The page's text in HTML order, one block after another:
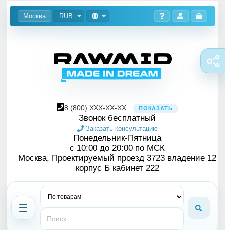
Москва RUB
8 (800) XXX-XX-XX ПОКАЗАТЬ
Звонок бесплатный
Заказать консультацию
Понедельник-Пятница
с 10:00 до 20:00 по МСК
Москва, Проектируемый проезд 3723 владение 12
корпус Б кабинет 222